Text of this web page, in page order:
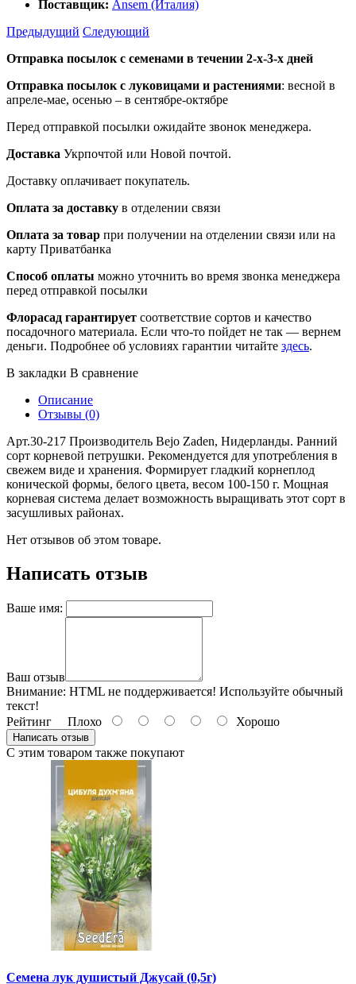
Поставщик: Ansem (Италия)
Предыдущий Следующий
Отправка посылок с семенами в течении 2-х-3-х дней
Отправка посылок с луковицами и растениями: весной в
апреле-мае, осенью – в сентябре-октябре
Перед отправкой посылки ожидайте звонок менеджера.
Доставка Укрпочтой или Новой почтой.
Доставку оплачивает покупатель.
Оплата за доставку в отделении связи
Оплата за товар при получении на отделении связи или на
карту Приватбанка
Способ оплаты можно уточнить во время звонка менеджера
перед отправкой посылки
Флорасад гарантирует соответствие сортов и качество
посадочного материала. Если что-то пойдет не так — вернем
деньги. Подробнее об условиях гарантии читайте здесь.
В закладки В сравнение
Описание
Отзывы (0)
Арт.30-217 Производитель Bejo Zaden, Нидерланды. Ранний
сорт корневой петрушки. Рекомендуется для употребления в
свежем виде и хранения. Формирует гладкий корнеплод
конической формы, белого цвета, весом 100-150 г. Мощная
корневая система делает возможность выращивать этот сорт в
засушливых районах.
Нет отзывов об этом товаре.
Написать отзыв
Ваше имя:
Ваш отзыв
Внимание: HTML не поддерживается! Используйте обычный
текст!
Рейтинг Плохо Хорошо
Написать отзыв
С этим товаром также покупают
Семена лук душистый Джусай (0,5г)